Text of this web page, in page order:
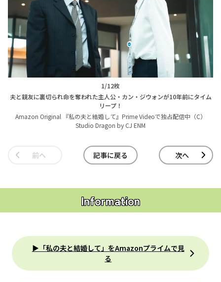
1/12枚
夫と親友に裏切られ命を奪われた主人公・カン・ジウォンが10年前にタイム
リープ！
Amazon Original 『私の夫と結婚して』Prime Videoで独占配信中（C）
Studio Dragon by CJ ENM
前へ 記事に戻る 次へ
Information
▶「私の夫と結婚して」をAmazonプライムで見
る